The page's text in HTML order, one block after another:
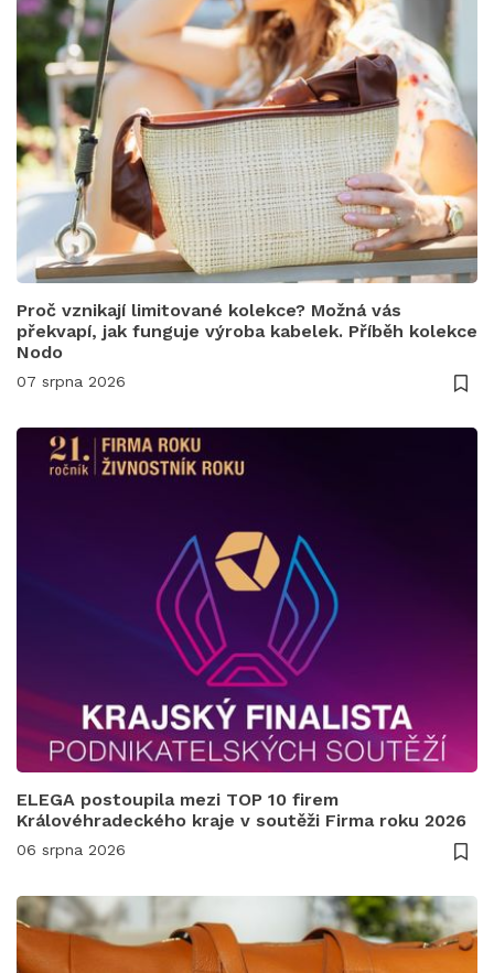
Proč vznikají limitované kolekce? Možná vás
překvapí, jak funguje výroba kabelek. Příběh kolekce
Nodo
07 srpna 2026
ELEGA postoupila mezi TOP 10 firem
Královéhradeckého kraje v soutěži Firma roku 2026
06 srpna 2026